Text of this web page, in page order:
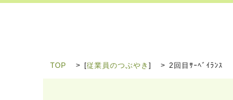
TOP [従業員のつぶやき ] 2回目ｻｰﾍﾞｲﾗﾝｽ